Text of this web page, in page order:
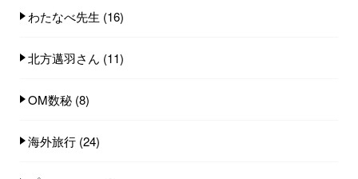
わたなべ先生 (16)
北方邁羽さん (11)
OM数秘 (8)
海外旅行 (24)